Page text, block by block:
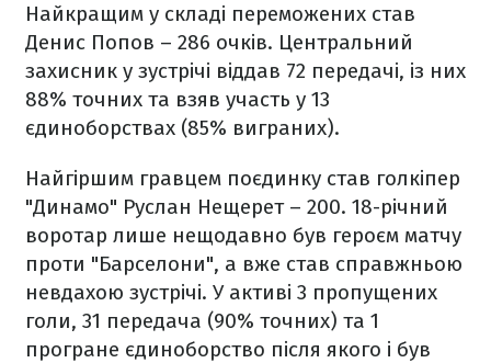
Найкращим у складі переможених став
Денис Попов – 286 очків. Центральний
захисник у зустрічі віддав 72 передачі, із них
88% точних та взяв участь у 13
єдиноборствах (85% виграних).
Найгіршим гравцем поєдинку став голкіпер
"Динамо" Руслан Нещерет – 200. 18-річний
воротар лише нещодавно був героєм матчу
проти "Барселони", а вже став справжньою
невдахою зустрічі. У активі 3 пропущених
голи, 31 передача (90% точних) та 1
програне єдиноборство після якого і був